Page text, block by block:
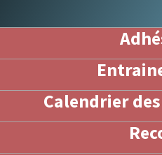
Calendrier